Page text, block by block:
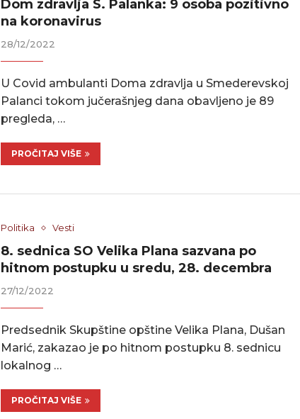
Dom zdravlja S. Palanka: 9 osoba pozitivno
na koronavirus
28/12/2022
U Covid ambulanti Doma zdravlja u Smederevskoj
Palanci tokom jučerašnjeg dana obavljeno je 89
pregleda, …
PROČITAJ VIŠE
Politika Vesti
8. sednica SO Velika Plana sazvana po
hitnom postupku u sredu, 28. decembra
27/12/2022
Predsednik Skupštine opštine Velika Plana, Dušan
Marić, zakazao je po hitnom postupku 8. sednicu
lokalnog …
PROČITAJ VIŠE